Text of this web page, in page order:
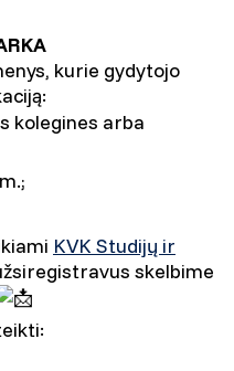
kurie gydytojo
kolegines arba
KVK Studijų ir
skelbime